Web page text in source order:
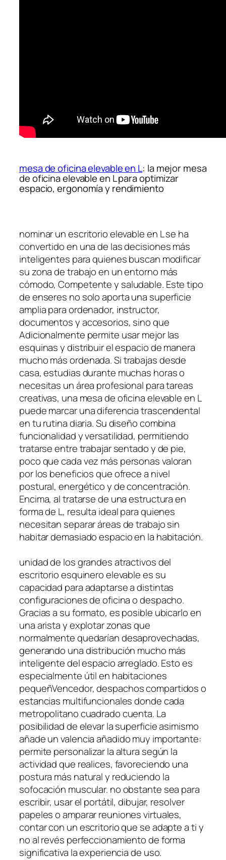
mesa de oficina elevable en L: la mejor mesa
de oficina elevable en L para optimizar
espacio, ergonomía y rendimiento
nominar un escritorio elevable en L se ha
convertido en una de las decisiones más
inteligentes para quienes buscan modificar
su zona de trabajo en un entorno más
cómodo, Competente y saludable. Este tipo
de enseres no solo aporta una superficie
amplia para ordenador, instructor,
documentos y accesorios, sino que
Adicionalmente permite usar mejor las
esquinas y distribuir el espacio de manera
mucho más ordenada. Si trabajas desde
casa, estudias durante muchas horas o
necesitas un área profesional para tareas
creativas, una mesa de oficina elevable en L
puede marcar una diferencia trascendental
en tu rutina diaria. Su diseño combina
funcionalidad y versatilidad, permitiendo
tratarse entre trabajar sentado y de pie,
poco que cada vez más personas valoran
por los beneficios que ofrece a nivel
postural, energético y de concentración.
Encima, al tratarse de una estructura en
forma de L, resulta ideal para quienes
necesitan separar áreas de trabajo sin
habitar demasiado espacio en la habitación.
unidad de los grandes atractivos del
escritorio esquinero elevable es su
capacidad para adaptarse a distintas
configuraciones de oficina o despacho.
Gracias a su formato, es posible ubicarlo en
una arista y explotar zonas que
normalmente quedarían desaprovechadas,
generando una distribución mucho más
inteligente del espacio arreglado. Esto es
especialmente útil en habitaciones
pequeñVencedor, despachos compartidos o
estancias multifuncionales donde cada
metropolitano cuadrado cuenta. La
posibilidad de elevar la superficie asimismo
añade un valencia añadido muy importante:
permite personalizar la altura según la
actividad que realices, favoreciendo una
postura más natural y reduciendo la
sofocación muscular. no obstante sea para
escribir, usar el portátil, dibujar, resolver
papeles o amparar reuniones virtuales,
contar con un escritorio que se adapte a ti y
no al revés perfeccionamiento de forma
significativa la experiencia de uso.